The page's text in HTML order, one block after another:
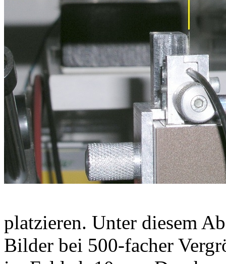
platzieren. Unter diesem
Bilder bei 500-facher